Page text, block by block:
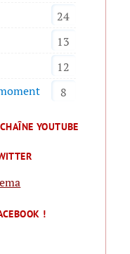
24
13
12
8
YOUTUBE
!